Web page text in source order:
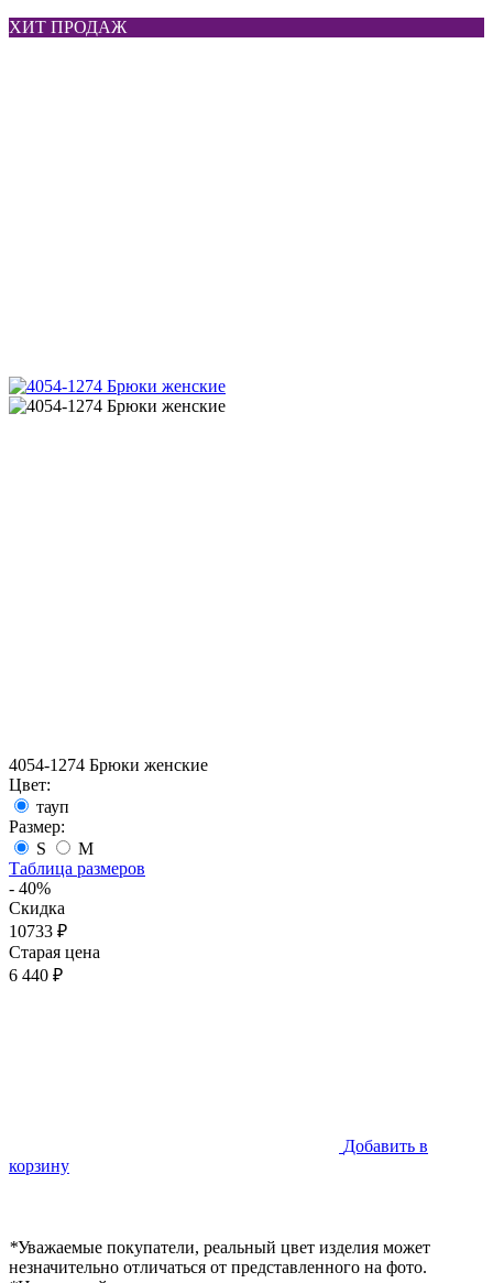
ХИТ ПРОДАЖ
4054-1274 Брюки женские
Цвет:
тауп
Размер:
S
M
Таблица размеров
- 40%
Скидка
10733 ₽
Старая цена
6 440 ₽
Добавить в
корзину
*Уважаемые покупатели, реальный цвет изделия может
незначительно отличаться от представленного на фото.